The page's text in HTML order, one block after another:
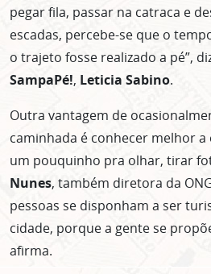
pegar fila, passar na catraca e
escadas, percebe-se que o
o trajeto fosse realizado a pé”,
SampaPé!, Leticia Sabino.
Outra vantagem de
caminhada é conhecer melhor a
um pouquinho pra olhar, tirar
Nunes, também diretora da
pessoas se disponham a ser
cidade, porque a gente se
afirma.